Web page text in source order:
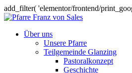
add_filter( 'elementor/frontend/
Über uns
Unsere Pfarre
Teilgemeinde Glanzing
Pastoralkonzept
Geschichte